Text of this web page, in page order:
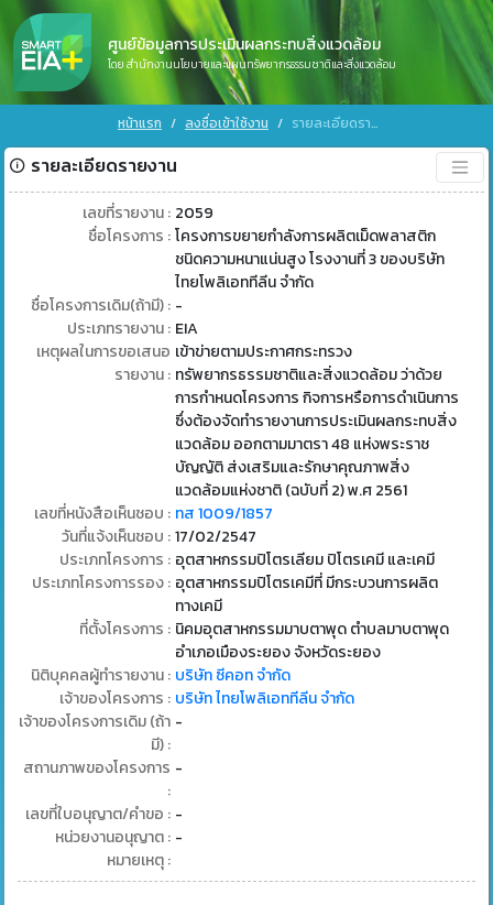
ศูนย์ข้อมูลการประเมินผลกระทบสิ่งแวดล้อม
โดย สำนักงานนโยบายและแผนทรัพยากรธรรมชาติและสิ่งแวดล้อม
หน้าแรก ลงชื่อเข้าใช้งาน รายละเอียดรายงาน
รายละเอียดรายงาน
เลขที่รายงาน : 2059
ชื่อโครงการ : โครงการขยายกำลังการผลิตเม็ดพลาสติก
ชนิดความหนาแน่นสูง โรงงานที่ 3 ของบริษัท
ไทยโพลิเอททีลีน จำกัด
ชื่อโครงการเดิม(ถ้ามี) : -
ประเภทรายงาน : EIA
เหตุผลในการขอเสนอ
รายงาน :
เข้าข่ายตามประกาศกระทรวง
ทรัพยากรธรรมชาติและสิ่งแวดล้อม ว่าด้วย
การกำหนดโครงการ กิจการหรือการดำเนินการ
ซึ่งต้องจัดทำรายงานการประเมินผลกระทบสิ่ง
แวดล้อม ออกตามมาตรา 48 แห่งพระราช
บัญญัติ ส่งเสริมและรักษาคุณภาพสิ่ง
แวดล้อมแห่งชาติ (ฉบับที่ 2) พ.ศ 2561
เลขที่หนังสือเห็นชอบ : ทส 1009/1857
วันที่แจ้งเห็นชอบ : 17/02/2547
ประเภทโครงการ : อุตสาหกรรมปิโตรเลียม ปิโตรเคมี และเคมี
ประเภทโครงการรอง : อุตสาหกรรมปิโตรเคมีที่ มีกระบวนการผลิต
ทางเคมี
ที่ตั้งโครงการ : นิคมอุตสาหกรรมมาบตาพุด ตำบลมาบตาพุด
อำเภอเมืองระยอง จังหวัดระยอง
นิติบุคคลผู้ทำรายงาน : บริษัท ซีคอท จำกัด
เจ้าของโครงการ : บริษัท ไทยโพลิเอททีลีน จำกัด
เจ้าของโครงการเดิม (ถ้า
มี) :
-
สถานภาพของโครงการ
:
-
เลขที่ใบอนุญาต/คำขอ : -
หน่วยงานอนุญาต : -
หมายเหตุ :